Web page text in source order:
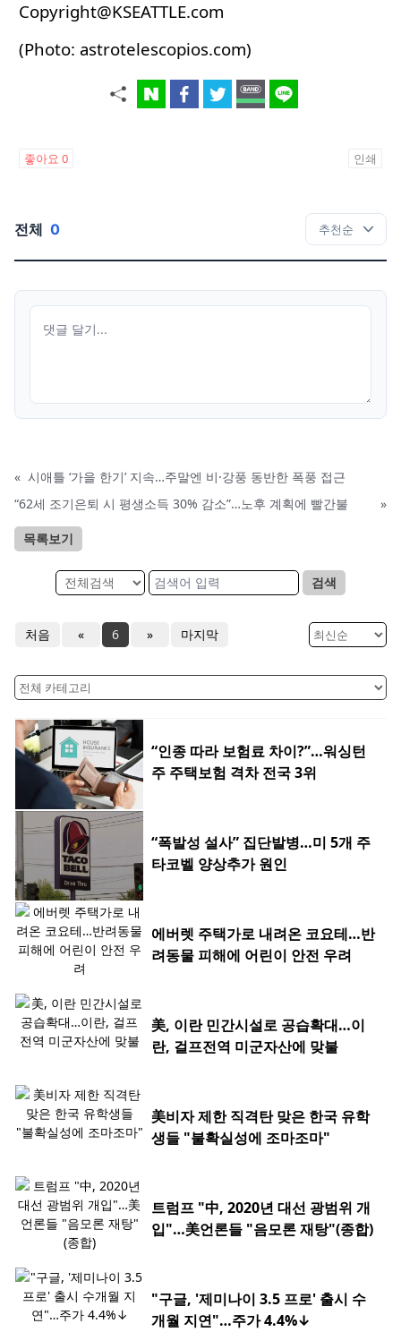
Copyright@KSEATTLE.com
(Photo: astrotelescopios.com)
좋아요 0 인쇄
전체 0
« 시애틀 ‘가을 한기’ 지속…주말엔 비·강풍 동반한 폭풍 접근
“62세 조기은퇴 시 평생소득 30% 감소”…노후 계획에 빨간불
»
목록보기
검색
처음 « 6 » 마지막
“인종 따라 보험료 차이?”…워싱턴
주 주택보험 격차 전국 3위
“폭발성 설사” 집단발병…미 5개 주
타코벨 양상추가 원인
에버렛 주택가로 내려온 코요테…반
려동물 피해에 어린이 안전 우려
美, 이란 민간시설로 공습확대…이
란, 걸프전역 미군자산에 맞불
美비자 제한 직격탄 맞은 한국 유학
생들 "불확실성에 조마조마"
트럼프 "中, 2020년 대선 광범위 개
입"…美언론들 "음모론 재탕"(종합)
"구글, '제미나이 3.5 프로' 출시 수
개월 지연"…주가 4.4%↓